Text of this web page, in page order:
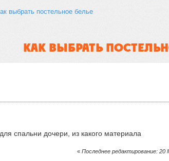
выбрать постельное белье
КАК ВЫБРАТЬ
спальни дочери, из какого материала
« Последнее редактирование: 20